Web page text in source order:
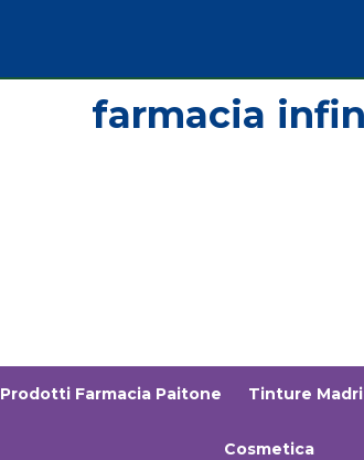
Prodotti Farmacia Paitone Tinture Madri
Cosmetica